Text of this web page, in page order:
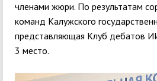
членами жюри. По результатам
команд Калужского
представляющая Клуб дебатов
3 место.